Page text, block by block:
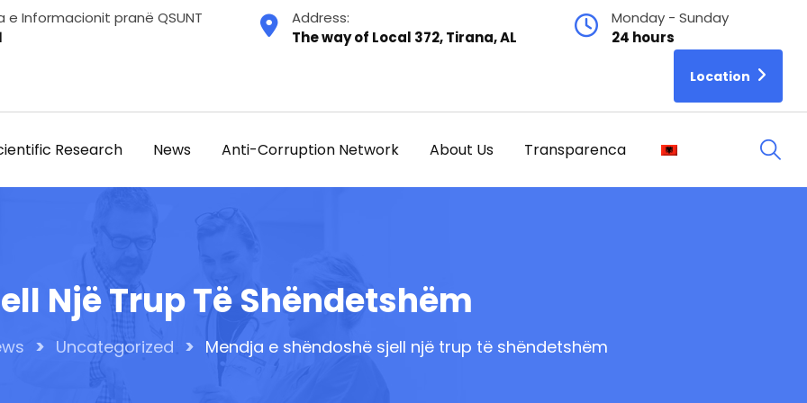
e Informacionit pranë QSUNT
Address:
The way of Local 372, Tirana, AL
Monday - Sunday
24 hours
Location
Research News Anti-Corruption Network About Us Transparenca
Një Trup Të Shëndetshëm
> Uncategorized > Mendja e shëndoshë sjell një trup të shëndetshëm